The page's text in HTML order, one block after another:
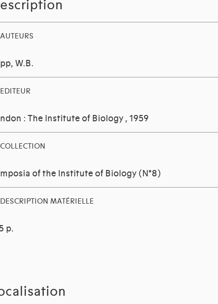
AUTEURS
W.B.
EDITEUR
: The Institute of Biology, 1959
COLLECTION
of the Institute of Biology (N°8)
DESCRIPTION MATÉRIELLE
p.